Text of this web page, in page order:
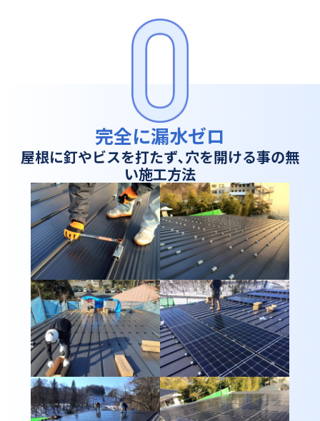
完全に漏水ゼロ
屋根に釘やビスを打たず､穴を開ける事の無
い施工方法